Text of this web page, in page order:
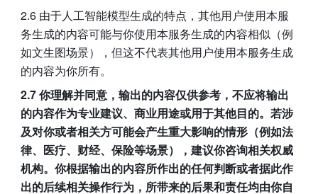
2.6 由于人工智能模型生成的特点，其他用户使用本服
务生成的内容可能与你使用本服务生成的内容相似（例
如文生图场景），但这不代表其他用户使用本服务生成
的内容为你所有。
2.7 你理解并同意，输出的内容仅供参考，不应将输出
的内容作为专业建议、商业用途或用于其他目的。若涉
及对你或者相关方可能会产生重大影响的情形（例如法
律、医疗、财经、保险等场景），建议你咨询相关权威
机构。你根据输出的内容所作出的任何判断或者据此作
出的后续相关操作行为，所带来的后果和责任均由你自